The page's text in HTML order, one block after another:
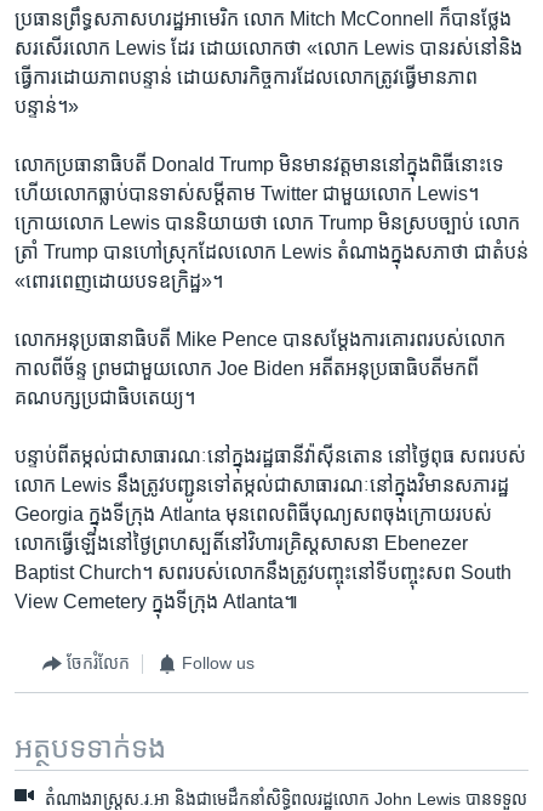
v
i
o
u
s
l
i
d
e
t
s
l
e
ប្រធាន​ព្រឹទ្ធសភា​សហរដ្ឋ​អាមេរិក លោក Mitch McConnell ក៏​បាន​ថ្លែង​
សរសើរ​លោក Lewis ដែរ ដោយ​លោក​ថា «លោក Lewis បាន​រស់​នៅនិង​
ធ្វើ​ការ​ដោយ​ភាព​បន្ទាន់ ដោយ​សារ​កិច្ចការដែល​លោកត្រូវ​ធ្វើ​មាន​ភាព​
បន្ទាន់។»
លោក​ប្រធានាធិបតី​ Donald Trump ​មិន​មាន​វត្តមាន​នៅ​ក្នុងពិធី​នោះ​ទេ
ហើយ​លោក​ធ្លាប់​បាន​ទាស់​សម្តី​តាម​ Twitter ជាមួយ​លោក Lewis។
ក្រោយ​លោក Lewis បាន​និយាយ​ថា​ លោក Trump មិន​ស្រប​ច្បាប់ លោក​
ត្រាំ​ Trump បាន​ហៅ​ស្រុក​ដែល​លោក Lewis តំណាង​ក្នុង​សភា​ថា​ ជា​តំបន់​
«ពោរពេញ​ដោយ​បទ​ឧក្រិដ្ឋ»។
លោក​អនុប្រធានាធិបតី​ Mike Pence បាន​សម្តែង​ការ​គោរព​របស់​លោក​
កាល​ពីច័ន្ទ ព្រម​ជាមួយ​លោក Joe Biden ​អតីត​អនុប្រធាធិបតី​មក​ពី​
គណបក្ស​ប្រជាធិបតេយ្យ។
បន្ទាប់ពី​តម្កល់​ជា​សាធារណៈ​នៅ​ក្នុង​រដ្ឋធានី​វ៉ាស៊ីនតោន នៅ​ថ្ងៃ​ពុធ សព​របស់​
លោក Lewis នឹង​ត្រូវ​បញ្ជូន​ទៅ​តម្កល់​ជា​សាធារណៈ​នៅ​ក្នុង​វិមាន​សភា​រដ្ឋ
Georgia ក្នុង​ទីក្រុង Atlanta មុន​ពេល​ពិធី​បុណ្យ​សព​ចុងក្រោយ​របស់​
លោក​ធ្វើ​ឡើង​នៅ​ថ្ងៃ​ព្រហស្បតិ៍​នៅ​វិហារ​គ្រិស្ដសាសនា Ebenezer
Baptist Church។ សព​របស់​លោក​នឹង​ត្រូវ​បញ្ចុះ​នៅ​ទីបញ្ចុះសព South
View Cemetery ក្នុង​ទីក្រុង Atlanta៕
ចែករំលែក Follow us
អត្ថបទ​ទាក់ទង
តំណាងរាស្ត្រ​ស.រ.អា និង​ជា​មេដឹកនាំ​សិទ្ធិ​ពលរដ្ឋ​លោក John Lewis បាន​ទទួល​